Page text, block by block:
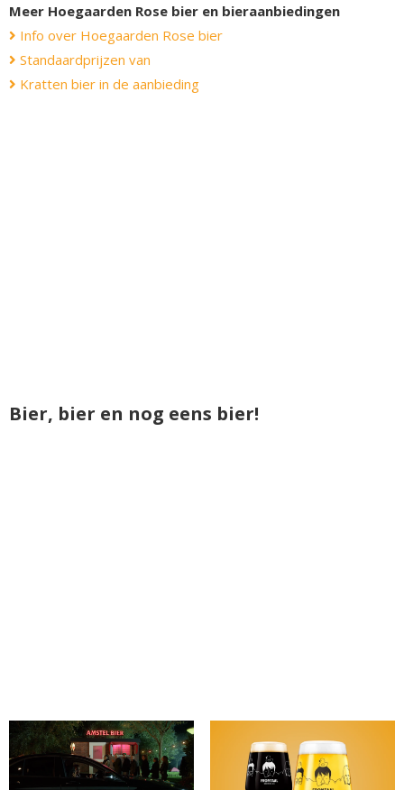
Meer Hoegaarden Rose bier en bieraanbiedingen
Info over Hoegaarden Rose bier
Standaardprijzen van
Kratten bier in de aanbieding
Bier, bier en nog eens bier!